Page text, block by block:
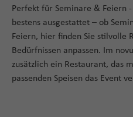
Perfekt für Seminare & Feiern
bestens ausgestattet – ob
Feiern, hier finden Sie stilvolle
Bedürfnissen anpassen. Im
zusätzlich ein Restaurant, das
passenden Speisen das Event